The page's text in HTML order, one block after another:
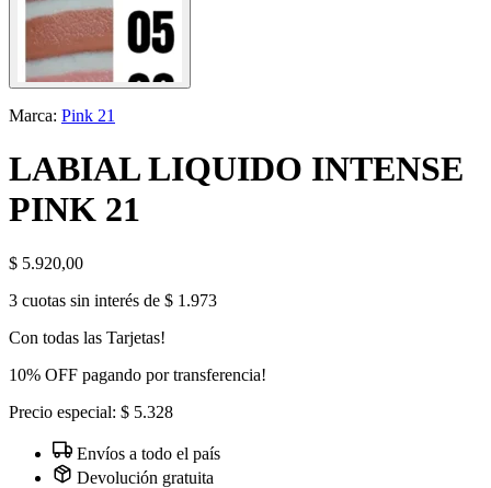
Marca: Pink 21
LABIAL LIQUIDO INTENSE
PINK 21
$ 5.920,00
3 cuotas sin interés de $ 1.973
Con todas las Tarjetas!
10% OFF pagando por transferencia!
Precio especial: $ 5.328
Envíos a todo el país
Devolución gratuita